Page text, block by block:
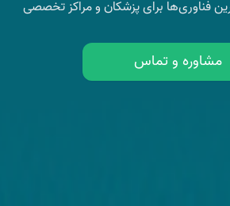
فناوری‌ها برای پزشکان و مراکز تخصصی
مشاوره و تماس